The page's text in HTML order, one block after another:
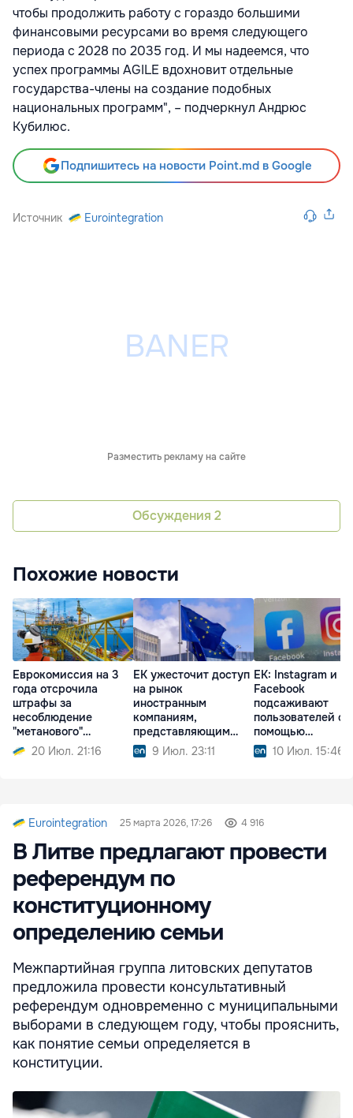
чтобы продолжить работу с гораздо большими
финансовыми ресурсами во время следующего
периода с 2028 по 2035 год. И мы надеемся, что
успех программы AGILE вдохновит отдельные
государства-члены на создание подобных
национальных программ", – подчеркнул Андрюс
Кубилюс.
Подпишитесь на новости Point.md в Google
Источник Eurointegration
Разместить рекламу на сайте
Обсуждения 2
Похожие новости
Еврокомиссия на 3
года отсрочила
штрафы за
несоблюдение
"метанового"
регламента
20 Июл. 21:16
ЕК ужесточит доступ
на рынок
иностранным
компаниям,
представляющим
риск вмешательства
9 Июл. 23:11
ЕК: Instagram и
Facebook
подсаживают
пользователей с
помощью
«затягивающего»
дизайна
10 Июл. 15:46
Eurointegration 25 марта 2026, 17:26 4 916
В Литве предлагают провести
референдум по
конституционному
определению семьи
Межпартийная группа литовских депутатов
предложила провести консультативный
референдум одновременно с муниципальными
выборами в следующем году, чтобы прояснить,
как понятие семьи определяется в
конституции.